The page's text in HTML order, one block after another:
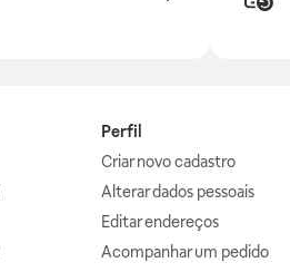
Perfil
Criar novo cadastro
Alterar dados pessoais
Editar endereços
Acompanhar um pedido